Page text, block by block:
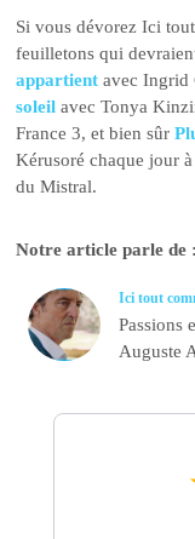
Si vous dévorez Ici
feuilletons qui
appartient avec Ingrid
soleil avec Tonya
France 3, et bien sûr
Kérusoré chaque jour
du Mistral.
Notre article parle de :
Ici tout
Passions
Auguste